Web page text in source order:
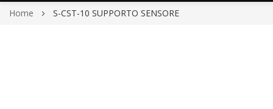
Salta
Home S-CST-10 SUPPORTO SENSORE